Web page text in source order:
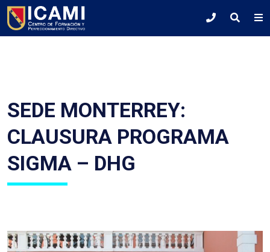
SEDE MONTERREY:
CLAUSURA PROGRAMA
SIGMA – DHG